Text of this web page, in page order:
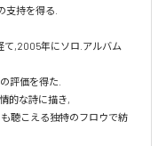
支持を得る.
て,2005年にソロ.アルバム
評価を得た.
的な詩に描き,
聴こえる独特のフロウで紡